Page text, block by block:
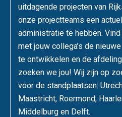
uitdagende projecten van
onze projectteams een
administratie te hebben.
met jouw collega’s de
te ontwikkelen en de
zoeken we jou! Wij zijn op
voor de standplaatsen:
Maastricht, Roermond,
Middelburg en Delft.